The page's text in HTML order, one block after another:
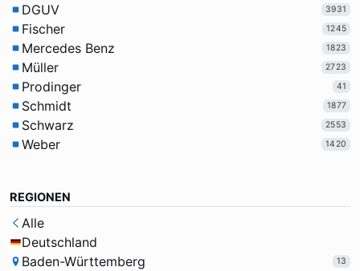
DGUV 3931
Fischer 1245
Mercedes Benz 1823
Müller 2723
Prodinger 41
Schmidt 1877
Schwarz 2553
Weber 1420
REGIONEN
Alle
Deutschland
Baden-Württemberg
13